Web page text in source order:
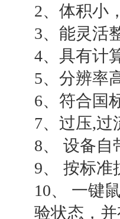
2、体积小
3、能灵活
4、具有计
5、分辨率
6、符合国
7、过压,过
8、 设备自
9、 按标准
10、 一键
验状态，